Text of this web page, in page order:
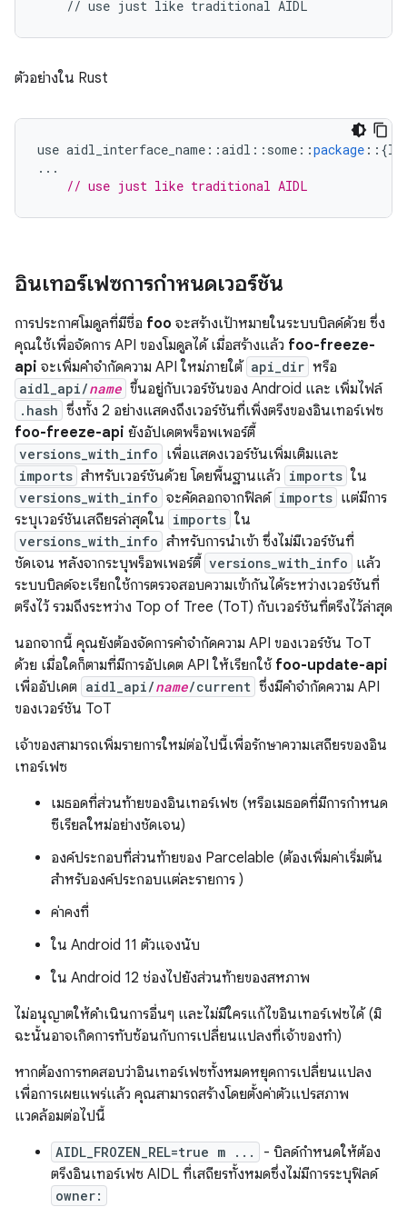
// use just like traditional AIDL
ตัวอย่างใน Rust
use aidl_interface_name ::aidl :: some ::package :: {
...
// use just like traditional AIDL
อินเทอร์เฟซการกำหนดเวอร์ชัน
การประกาศโมดูลที่มีชื่อ foo จะสร้างเป้าหมายในระบบบิลด์ด้วย ซึ่ง
คุณใช้เพื่อจัดการ API ของโมดูลได้ เมื่อสร้างแล้ว foo-freeze-
api จะเพิ่มคำจำกัดความ API ใหม่ภายใต้ api_dir หรือ
aidl_api/name ขึ้นอยู่กับเวอร์ชันของ Android และ เพิ่มไฟล์
.hash ซึ่งทั้ง 2 อย่างแสดงถึงเวอร์ชันที่เพิ่งตรึงของอินเทอร์เฟซ
foo-freeze-api ยังอัปเดตพร็อพเพอร์ตี้
versions_with_info เพื่อแสดงเวอร์ชันเพิ่มเติมและ
imports สำหรับเวอร์ชันด้วย โดยพื้นฐานแล้ว imports ใน
versions_with_info จะคัดลอกจากฟิลด์ imports แต่มีการ
ระบุเวอร์ชันเสถียรล่าสุดใน imports ใน
versions_with_info สำหรับการนำเข้า ซึ่งไม่มีเวอร์ชันที่
ชัดเจน หลังจากระบุพร็อพเพอร์ตี้ versions_with_info แล้ว
ระบบบิลด์จะเรียกใช้การตรวจสอบความเข้ากันได้ระหว่างเวอร์ชันที่
ตรึงไว้ รวมถึงระหว่าง Top of Tree (ToT) กับเวอร์ชันที่ตรึงไว้ล่าสุด
นอกจากนี้ คุณยังต้องจัดการคำจำกัดความ API ของเวอร์ชัน ToT
ด้วย เมื่อใดก็ตามที่มีการอัปเดต API ให้เรียกใช้ foo-update-api
เพื่ออัปเดต aidl_api/name/current ซึ่งมีคำจำกัดความ API
ของเวอร์ชัน ToT
เจ้าของสามารถเพิ่มรายการใหม่ต่อไปนี้เพื่อรักษาความเสถียรของอิน
เทอร์เฟซ
เมธอดที่ส่วนท้ายของอินเทอร์เฟซ (หรือเมธอดที่มีการกำหนด
ซีเรียลใหม่อย่างชัดเจน)
องค์ประกอบที่ส่วนท้ายของ Parcelable (ต้องเพิ่มค่าเริ่มต้น
สำหรับองค์ประกอบแต่ละรายการ )
ค่าคงที่
ใน Android 11 ตัวแจงนับ
ใน Android 12 ช่องไปยังส่วนท้ายของสหภาพ
ไม่อนุญาตให้ดำเนินการอื่นๆ และไม่มีใครแก้ไขอินเทอร์เฟซได้ (มิ
ฉะนั้นอาจเกิดการทับซ้อนกับการเปลี่ยนแปลงที่เจ้าของทำ)
หากต้องการทดสอบว่าอินเทอร์เฟซทั้งหมดหยุดการเปลี่ยนแปลง
เพื่อการเผยแพร่แล้ว คุณสามารถสร้างโดยตั้งค่าตัวแปรสภาพ
แวดล้อมต่อไปนี้
AIDL_FROZEN_REL=true m ...
- บิลด์กำหนดให้ต้อง
ตรึงอินเทอร์เฟซ AIDL ที่เสถียรทั้งหมดซึ่งไม่มีการระบุฟิลด์
owner: